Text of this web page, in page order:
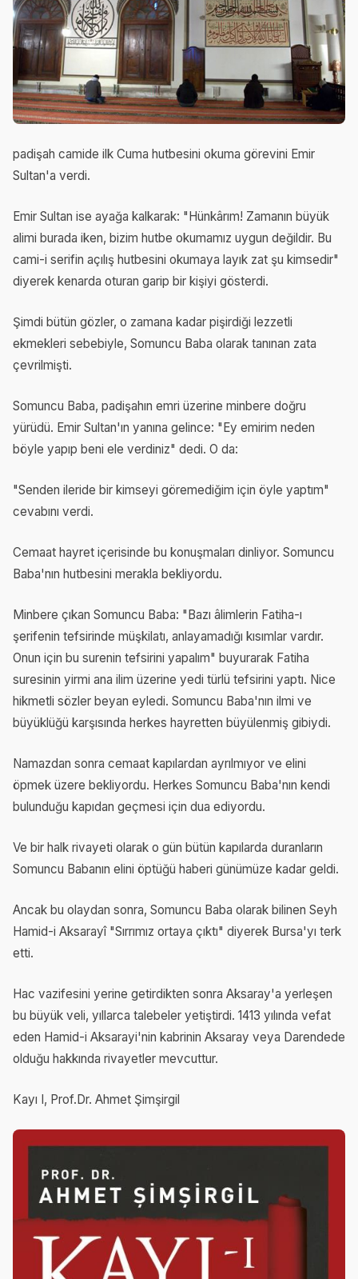
padişah camide ilk Cuma hutbesini okuma görevini Emir
Sultan'a verdi.
Emir Sultan ise ayağa kalkarak: "Hünkârım! Zamanın büyük
alimi burada iken, bizim hutbe okumamız uygun değildir. Bu
cami-i serifin açılış hutbesini okumaya layık zat şu kimsedir"
diyerek kenarda oturan garip bir kişiyi gösterdi.
Şimdi bütün gözler, o zamana kadar pişirdiği lezzetli
ekmekleri sebebiyle, Somuncu Baba olarak tanınan zata
çevrilmişti.
Somuncu Baba, padişahın emri üzerine minbere doğru
yürüdü. Emir Sultan'ın yanına gelince: "Ey emirim neden
böyle yapıp beni ele verdiniz" dedi. O da:
"Senden ileride bir kimseyi göremediğim için öyle yaptım"
cevabını verdi.
Cemaat hayret içerisinde bu konuşmaları dinliyor. Somuncu
Baba'nın hutbesini merakla bekliyordu.
Minbere çıkan Somuncu Baba: "Bazı âlimlerin Fatiha-ı
şerifenin tefsirinde müşkilatı, anlayamadığı kısımlar vardır.
Onun için bu surenin tefsirini yapalım" buyurarak Fatiha
suresinin yirmi ana ilim üzerine yedi türlü tefsirini yaptı. Nice
hikmetli sözler beyan eyledi. Somuncu Baba'nın ilmi ve
büyüklüğü karşısında herkes hayretten büyülenmiş gibiydi.
Namazdan sonra cemaat kapılardan ayrılmıyor ve elini
öpmek üzere bekliyordu. Herkes Somuncu Baba'nın kendi
bulunduğu kapıdan geçmesi için dua ediyordu.
Ve bir halk rivayeti olarak o gün bütün kapılarda duranların
Somuncu Babanın elini öptüğü haberi günümüze kadar geldi.
Ancak bu olaydan sonra, Somuncu Baba olarak bilinen Seyh
Hamid-i Aksarayî "Sırrımız ortaya çıktı" diyerek Bursa'yı terk
etti.
Hac vazifesini yerine getirdikten sonra Aksaray'a yerleşen
bu büyük veli, yıllarca talebeler yetiştirdi. 1413 yılında vefat
eden Hamid-i Aksarayi'nin kabrinin Aksaray veya Darendede
olduğu hakkında rivayetler mevcuttur.
Kayı I, Prof.Dr. Ahmet Şimşirgil